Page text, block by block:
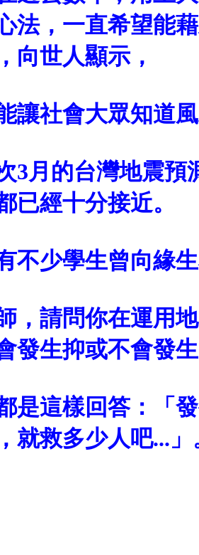
法，一直希望能
向世人顯示，
讓社會大眾知道
3月的台灣地震預
已經十分接近。
不少學生曾向緣
師，請問你在運用
發生抑或不會發
是這樣回答：「
就救多少人吧...」